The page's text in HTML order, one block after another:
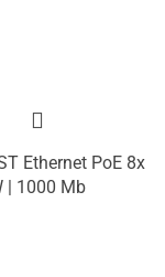
Ethernet PoE 8x
| 1000 Mb